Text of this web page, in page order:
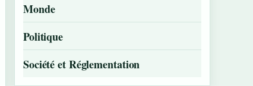
Monde
Politique
Société et Réglementation